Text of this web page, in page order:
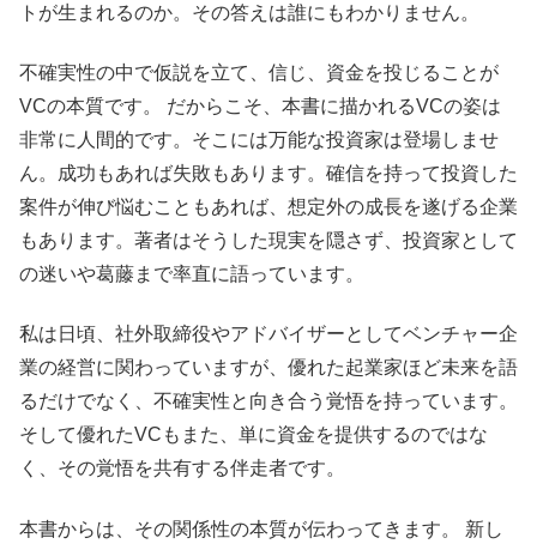
トが生まれるのか。その答えは誰にもわかりません。
不確実性の中で仮説を立て、信じ、資金を投じることが
VCの本質です。 だからこそ、本書に描かれるVCの姿は
非常に人間的です。そこには万能な投資家は登場しませ
ん。成功もあれば失敗もあります。確信を持って投資した
案件が伸び悩むこともあれば、想定外の成長を遂げる企業
もあります。著者はそうした現実を隠さず、投資家として
の迷いや葛藤まで率直に語っています。
私は日頃、社外取締役やアドバイザーとしてベンチャー企
業の経営に関わっていますが、優れた起業家ほど未来を語
るだけでなく、不確実性と向き合う覚悟を持っています。
そして優れたVCもまた、単に資金を提供するのではな
く、その覚悟を共有する伴走者です。
本書からは、その関係性の本質が伝わってきます。 新し